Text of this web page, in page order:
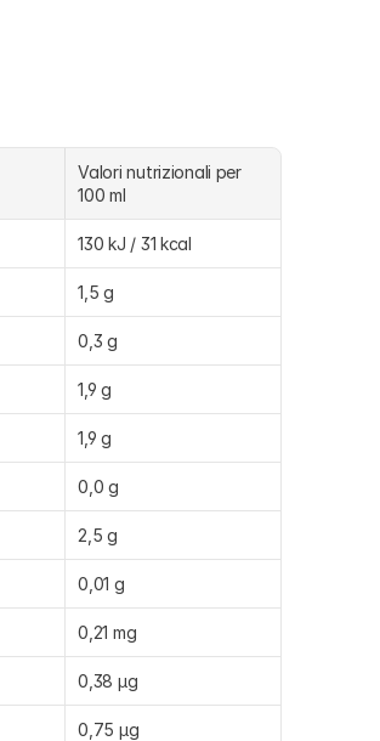
Valori nutrizionali per
100 ml
130 kJ / 31 kcal
1,5 g
0,3 g
1,9 g
1,9 g
0,0 g
2,5 g
0,01 g
0,21 mg
0,38 µg
0,75 µg